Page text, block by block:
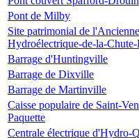
Pont de Milby
Site patrimonial de
Hydroélectrique-de-la-
Barrage d'Huntingville
Barrage de Dixville
Barrage de Martinville
Caisse populaire de Saint-
Paquette
Centrale électrique d'Hydro-